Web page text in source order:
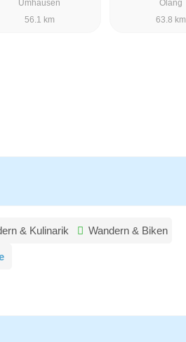
Umhausen
56.1 km
Olang
63.8 km
& Kulinarik Wandern & Biken